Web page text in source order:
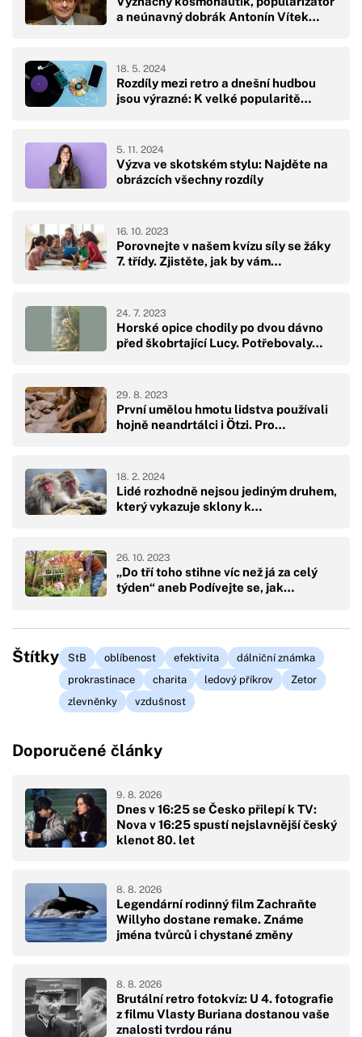
a neúnavný dobrák Antonín Vítek…
Rozdíly mezi retro a dnešní hudbou
jsou výrazné: K velké popularitě…
18. 5. 2024
Výzva ve skotském stylu: Najděte na
obrázcích všechny rozdíly
5. 11. 2024
Porovnejte v našem kvízu síly se žáky
7. třídy. Zjistěte, jak by vám…
16. 10. 2023
Horské opice chodily po dvou dávno
před škobrtající Lucy. Potřebovaly…
24. 7. 2023
První umělou hmotu lidstva používali
hojně neandrtálci i Ötzi. Pro…
29. 8. 2023
Lidé rozhodně nejsou jediným druhem,
který vykazuje sklony k…
18. 2. 2024
„Do tří toho stihne víc než já za celý
týden“ aneb Podívejte se, jak…
26. 10. 2023
Štítky StB oblíbenost efektivita
dálniční známka
prokrastinace
charita ledový příkrov
Zetor
zlevněnky
vzdušnost
Doporučené články
Dnes v 16:25 se Česko přilepí k TV:
Nova v 16:25 spustí nejslavnější český
klenot 80. let
9. 8. 2026
Legendární rodinný film Zachraňte
Willyho dostane remake. Známe
jména tvůrců i chystané změny
8. 8. 2026
Brutální retro fotokvíz: U 4. fotografie
z filmu Vlasty Buriana dostanou vaše
znalosti tvrdou ránu
8. 8. 2026